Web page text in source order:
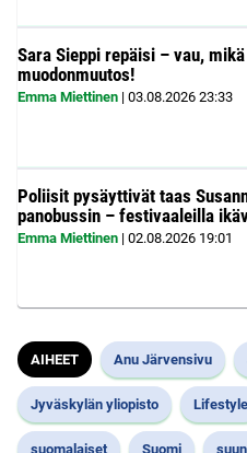
Sara Sieppi repäisi – vau, mikä
muodonmuutos!
Emma Miettinen | 03.08.2026 23:33
Poliisit pysäyttivät taas
panobussin – festivaaleilla
Emma Miettinen | 02.08.2026 19:01
AIHEET Anu Järvensivu
Jyväskylän yliopisto Lifestyle
suomalaiset Suomi